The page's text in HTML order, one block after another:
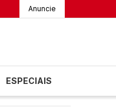
Anuncie
ESPECIAIS